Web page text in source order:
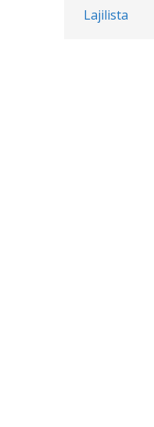
Lajilista